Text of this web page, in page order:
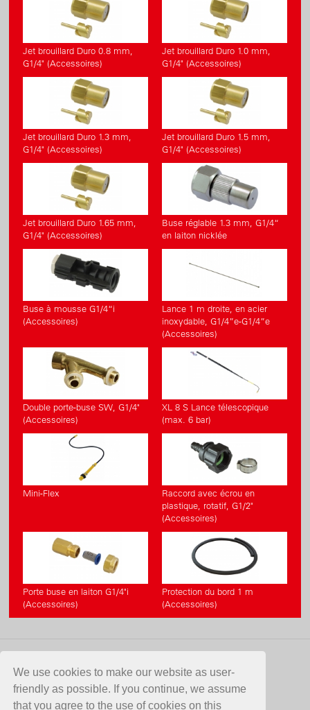
We use cookies to make our website as user-
friendly as possible. If you continue, we assume
that you agree to the use of cookies on this
Jet brouillard Duro 0.8 mm,
G1/4" (Accessoires)
Jet brouillard Duro 1.0 mm,
G1/4" (Accessoires)
Jet brouillard Duro 1.3 mm,
G1/4" (Accessoires)
Jet brouillard Duro 1.5 mm,
G1/4" (Accessoires)
Jet brouillard Duro 1.65 mm,
G1/4" (Accessoires)
Buse réglable 1.3 mm, G1/4“
en laiton nicklée
Buse à mousse G1/4“i
(Accessoires)
Lance 1 m droite, en acier
inoxydable, G1/4”e-G1/4”e
(Accessoires)
Double porte-buse SW, G1/4"
(Accessoires)
XL 8 S Lance télescopique
(max. 6 bar)
Mini-Flex
Raccord avec écrou en
plastique, rotatif, G1/2"
(Accessoires)
Porte buse en laiton G1/4"i
(Accessoires)
Protection du bord 1 m
(Accessoires)
CONTACT
Birchmeier Sprühtechnik AG